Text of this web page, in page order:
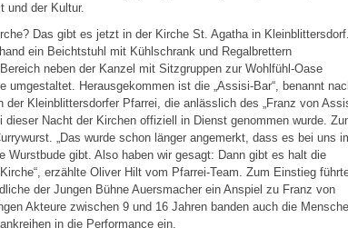
und der Kultur.
Das gibt es jetzt in der Kirche St. Agatha in Kleinblittersdorf.
ein Beichtstuhl mit Kühlschrank und Regalbrettern
neben der Kanzel mit Sitzgruppen zur Wohlfühl-Oase
umgestaltet. Herausgekommen ist die „Assisi-Bar“, benannt
der Kleinblittersdorfer Pfarrei, die anlässlich des „Franz von
dieser Nacht der Kirchen offiziell in Dienst genommen wurde.
„Das wurde schon länger angemerkt, dass es bei uns
Wurstbude gibt. Also haben wir gesagt: Dann gibt es halt die
erzählte Oliver Hilt vom Pfarrei-Team. Zum Einstieg
der Jungen Bühne Auersmacher ein Anspiel zu Franz von
Akteure zwischen 9 und 16 Jahren banden auch die
in die Performance ein.